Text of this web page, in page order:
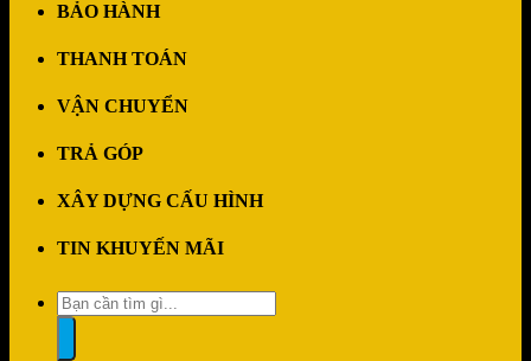
BẢO HÀNH
THANH TOÁN
VẬN CHUYỂN
TRẢ GÓP
XÂY DỰNG CẤU HÌNH
TIN KHUYẾN MÃI
Tìm
kiếm: